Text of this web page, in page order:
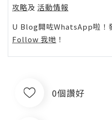
攻略及 活動情報
U Blog開咗WhatsApp啦！
Follow 我哋 ！
0個讚好